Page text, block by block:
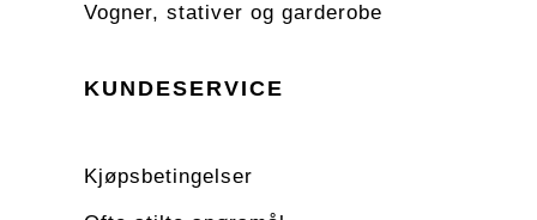
Vogner, stativer og garderobe
KUNDESERVICE
Kjøpsbetingelser